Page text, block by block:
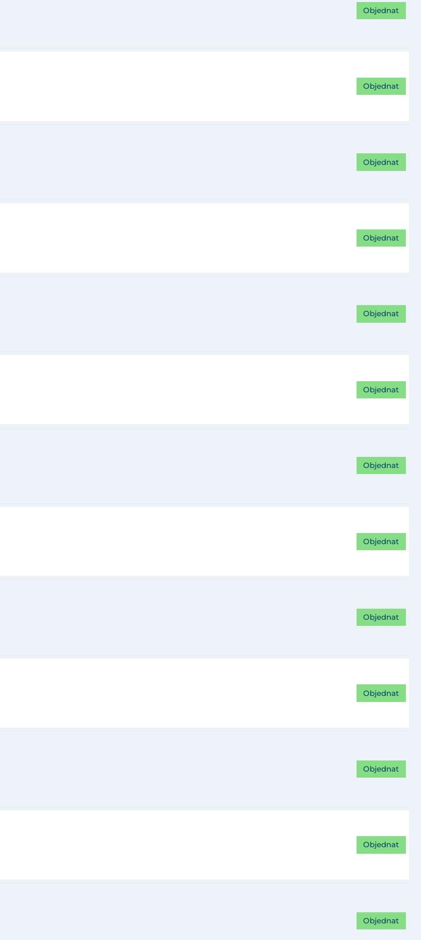
Objednat
Objednat
Objednat
Objednat
Objednat
Objednat
Objednat
Objednat
Objednat
Objednat
Objednat
Objednat
Objednat